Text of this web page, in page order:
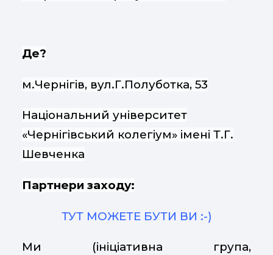
Де?
м.Чернігів, вул.Г.Полуботка, 53
Національний університет
«Чернігівський колегіум» імені Т.Г.
Шевченка
Партнери заходу:
ТУТ МОЖЕТЕ БУТИ ВИ :-)
Ми (ініціативна група,